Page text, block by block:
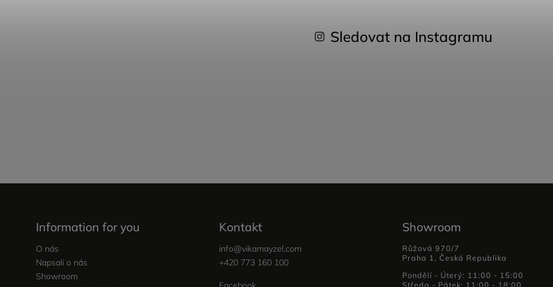
Sledovat na Instagramu
Information for you
O nás
Napsali o nás
Showroom
Kontakt
info@vikamayzel.com
+420 773 160 100
Showroom
Růžová 970/7
Praha 1, Česká Republika
Pondělí - Úterý: 11:00 - 15:00
Středa - Pátek: 11:00 - 18:00